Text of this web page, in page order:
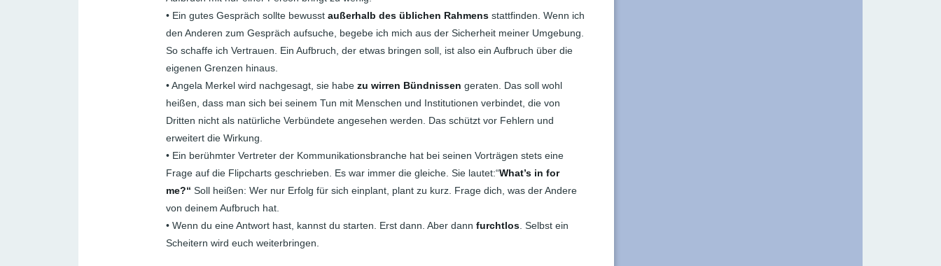
• Ein gutes Gespräch sollte bewusst außerhalb des üblichen Rahmens stattfinden. Wenn ich
den Anderen zum Gespräch aufsuche, begebe ich mich aus der Sicherheit meiner Umgebung.
So schaffe ich Vertrauen. Ein Aufbruch, der etwas bringen soll, ist also ein Aufbruch über die
eigenen Grenzen hinaus.
• Angela Merkel wird nachgesagt, sie habe zu wirren Bündnissen geraten. Das soll wohl
heißen, dass man sich bei seinem Tun mit Menschen und Institutionen verbindet, die von
Dritten nicht als natürliche Verbündete angesehen werden. Das schützt vor Fehlern und
erweitert die Wirkung.
• Ein berühmter Vertreter der Kommunikationsbranche hat bei seinen Vorträgen stets eine
Frage auf die Flipcharts geschrieben. Es war immer die gleiche. Sie lautet:“What’s in for
me?“ Soll heißen: Wer nur Erfolg für sich einplant, plant zu kurz. Frage dich, was der Andere
von deinem Aufbruch hat.
• Wenn du eine Antwort hast, kannst du starten. Erst dann. Aber dann furchtlos . Selbst ein
Scheitern wird euch weiterbringen.